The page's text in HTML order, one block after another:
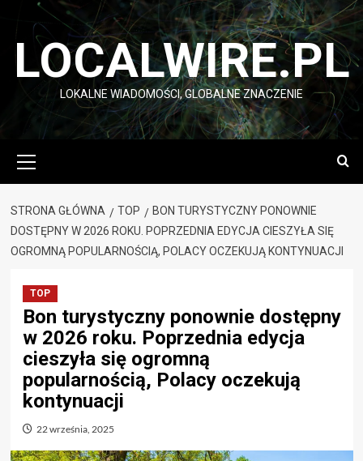
Przejdź
LOCALWIRE.PL
LOKALNE WIADOMOŚCI, GLOBALNE ZNACZENIE
główne
STRONA GŁÓWNA TOP
BON TURYSTYCZNY PONOWNIE
DOSTĘPNY W 2026 ROKU. POPRZEDNIA EDYCJA CIESZYŁA SIĘ
OGROMNĄ POPULARNOŚCIĄ, POLACY OCZEKUJĄ KONTYNUACJI
TOP
Bon turystyczny ponownie dostępny
w 2026 roku. Poprzednia edycja
cieszyła się ogromną
popularnością, Polacy oczekują
kontynuacji
22 września, 2025